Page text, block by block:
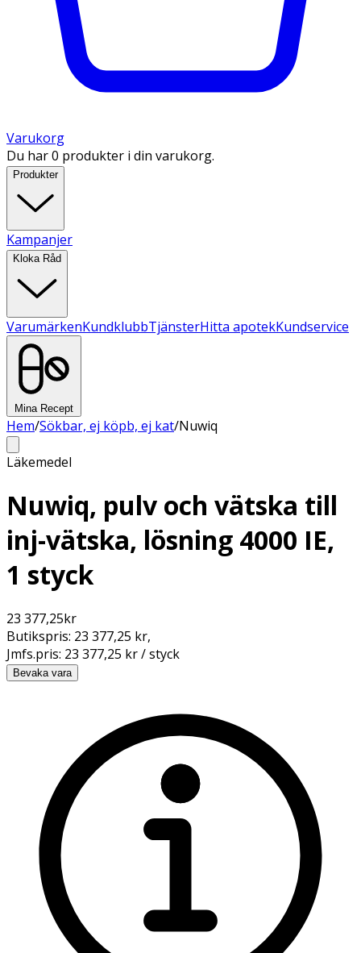
Varukorg
Du har 0 produkter i din varukorg.
Produkter
Kampanjer
Kloka Råd
VarumärkenKundklubbTjänsterHitta apotekKundservice
Mina Recept
Hem/Sökbar, ej köpb, ej kat/Nuwiq
Läkemedel
Nuwiq, pulv och vätska till
inj-vätska, lösning 4000 IE,
1 styck
23 377,25kr
Butikspris: 23 377,25 kr,
Jmfs.pris: 23 377,25 kr / styck
Bevaka vara